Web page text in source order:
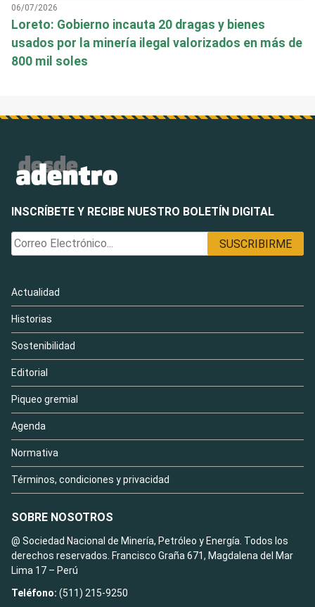
06/07/2026
Loreto: Gobierno incauta 20 dragas y bienes
usados por la minería ilegal valorizados en más de
800 mil soles
INSCRÍBETE Y RECIBE NUESTRO BOLETÍN DIGITAL
Actualidad
Historias
Sostenibilidad
Editorial
Piqueo gremial
Agenda
Normativa
Términos, condiciones y privacidad
SOBRE NOSOTROS
@ Sociedad Nacional de Minería, Petróleo y Energía. Todos los
derechos reservados. Francisco Graña 671, Magdalena del Mar
Lima 17 – Perú
Teléfono: (511) 215-9250